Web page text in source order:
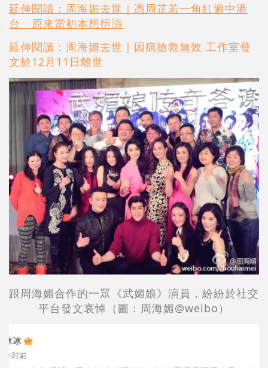
延伸閱讀：周海媚去世｜憑周芷若一角紅遍中港
台 原來當初本想拒演
延伸閱讀：周海媚去世｜因病搶救無效 工作室發
文於12月11日離世
跟周海媚合作的一眾 《武媚娘》演員，紛紛於社交
平台發文哀悼 （圖：周海媚@weibo）